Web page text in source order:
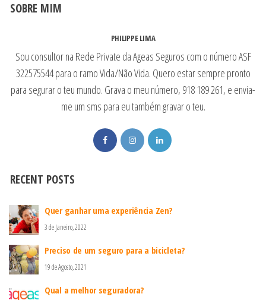
SOBRE MIM
PHILIPPE LIMA
Sou consultor na Rede Private da Ageas Seguros com o número ASF
322575544 para o ramo Vida/Não Vida. Quero estar sempre pronto
para segurar o teu mundo. Grava o meu número, 918 189 261, e envia-
me um sms para eu também gravar o teu.
RECENT POSTS
Quer ganhar uma experiência Zen?
3 de Janeiro, 2022
Preciso de um seguro para a bicicleta?
19 de Agosto, 2021
Qual a melhor seguradora?